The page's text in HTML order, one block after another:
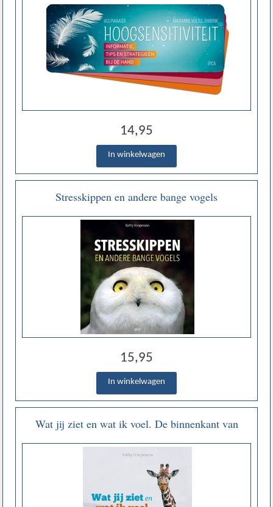
14,95
Stresskippen en andere bange vogels
15,95
Wat jij ziet en wat ik voel. De binnenkant van
autisme. - Kathy Hoopmann